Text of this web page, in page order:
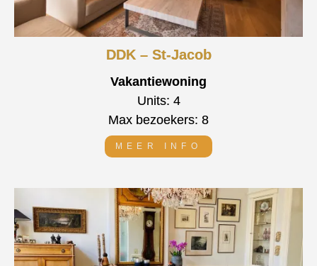
DDK – St-Jacob
Vakantiewoning
Units: 4
Max bezoekers: 8
MEER INFO